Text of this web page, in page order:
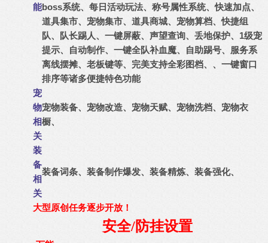
能boss系统、每日活动玩法、称号属性系统、快速加点、
道具集市、宠物集市、道具商城、宠物算档、快捷组
队、队长踢人、一键屏蔽、声望查询、丢地保护、1级宠
提示、自动制作、一键全队补血魔、自助踢号、服务系
离线摆摊、老板键等、 完美支持全彩图档、、一键窗口
排序等诸多便捷特色功能
宠
物
相
关
宠物装备、宠物改造、宠物天赋、宠物洗档、宠物衣
橱、
装
备
相
关
装备词条、装备制作爆发、装备精炼、装备强化、
大型原创任务逐步开放！
安全/防挂设置